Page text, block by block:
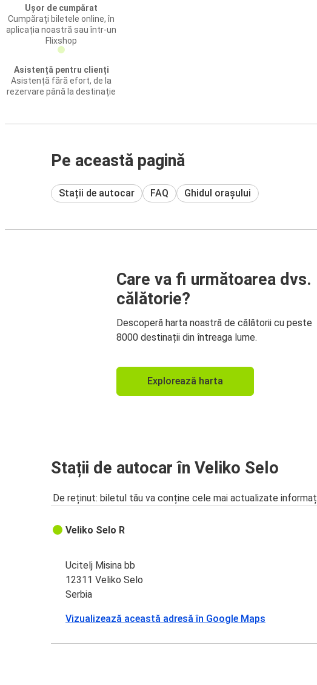
Ușor de cumpărat
Cumpărați biletele online, în
aplicația noastră sau într-un
Flixshop
Asistență pentru clienți
Asistență fără efort, de la
rezervare până la destinație
Pe această pagină
Stații de autocar FAQ Ghidul orașului
Care va fi următoarea dvs.
călătorie?
Descoperă harta noastră de călătorii cu peste
8000 destinații din întreaga lume.
Explorează harta
Stații de autocar în Veliko Selo
De reținut: biletul tău va conține cele mai actualizate
Veliko Selo R
Ucitelj Misina bb
12311 Veliko Selo
Serbia
Vizualizează această adresă în Google Maps